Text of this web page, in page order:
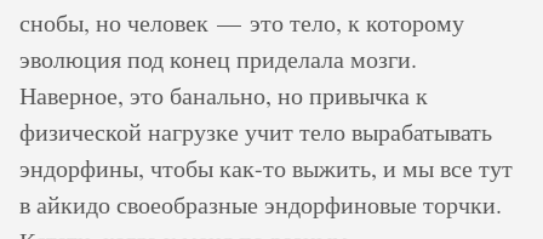
снобы, но человек — это тело, к которому
эволюция под конец приделала мозги.
Наверное, это банально, но привычка к
физической нагрузке учит тело вырабатывать
эндорфины, чтобы как-то выжить, и мы все тут
в айкидо своеобразные эндорфиновые торчки.